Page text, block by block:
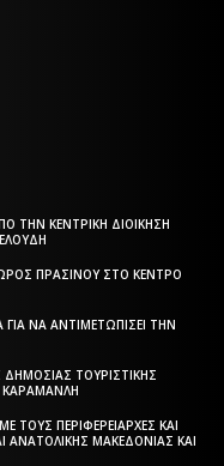
ΤΗΝ ΚΕΝΤΡΙΚΉ ΔΙΟΊΚΗΣΗ
ΠΡΑΣΊΝΟΥ ΣΤΟ ΚΈΝΤΡΟ
ΝΑ ΑΝΤΙΜΕΤΩΠΊΣΕΙ ΤΗΝ
ΔΗΜΌΣΙΑΣ ΤΟΥΡΙΣΤΙΚΉΣ
ΚΑΡΑΜΑΝΛΉ
ΠΕΡΙΦΕΡΕΙΆΡΧΕΣ ΚΑΙ
ΑΝΑΤΟΛΙΚΉΣ ΜΑΚΕΔΟΝΊΑΣ ΚΑΙ